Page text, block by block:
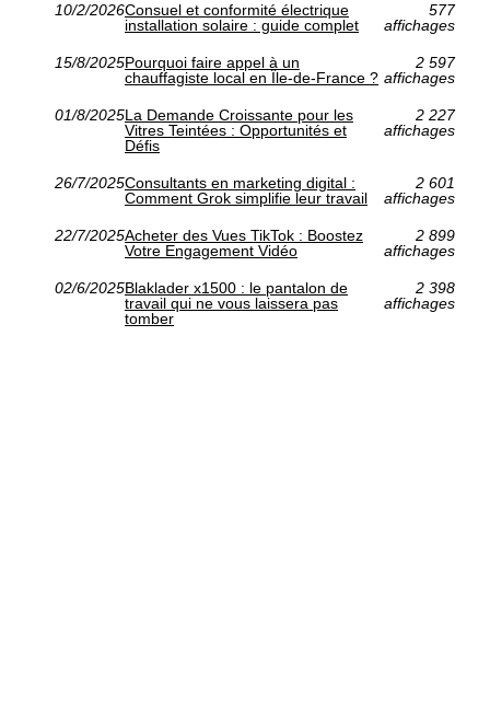
10/2/2026Consuel et conformité électrique
installation solaire : guide complet
577
affichages
15/8/2025Pourquoi faire appel à un
chauffagiste local en Île-de-France ?
2 597
affichages
01/8/2025La Demande Croissante pour les
Vitres Teintées : Opportunités et
Défis
2 227
affichages
26/7/2025Consultants en marketing digital :
Comment Grok simplifie leur travail
2 601
affichages
22/7/2025Acheter des Vues TikTok : Boostez
Votre Engagement Vidéo
2 899
affichages
02/6/2025Blaklader x1500 : le pantalon de
travail qui ne vous laissera pas
tomber
2 398
affichages